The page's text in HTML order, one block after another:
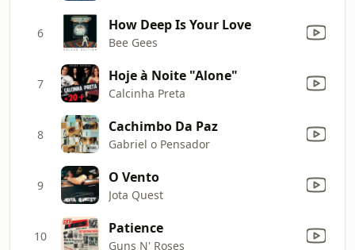
6 How Deep Is Your Love
Bee Gees
7 Hoje à Noite "Alone"
Calcinha Preta
8 Cachimbo Da Paz
Gabriel o Pensador
9 O Vento
Jota Quest
10 Patience
Guns N' Roses